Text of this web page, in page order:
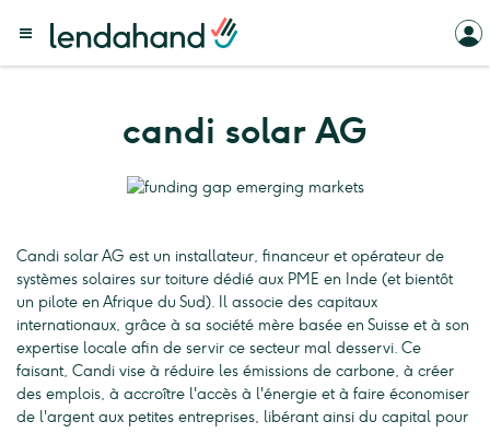
candi solar AG
Candi solar AG est un installateur, financeur et opérateur de
systèmes solaires sur toiture dédié aux PME en Inde (et bientôt
un pilote en Afrique du Sud). Il associe des capitaux
internationaux, grâce à sa société mère basée en Suisse et à son
expertise locale afin de servir ce secteur mal desservi. Ce
faisant, Candi vise à réduire les émissions de carbone, à créer
des emplois, à accroître l'accès à l'énergie et à faire économiser
de l'argent aux petites entreprises, libérant ainsi du capital pour